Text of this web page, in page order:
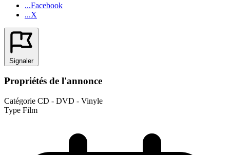
...Facebook
...X
Signaler
Propriétés de l'annonce
Catégorie CD - DVD - Vinyle
Type Film